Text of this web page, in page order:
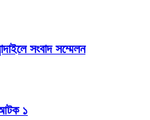
সংবাদ সম্মেলন
আটক ১